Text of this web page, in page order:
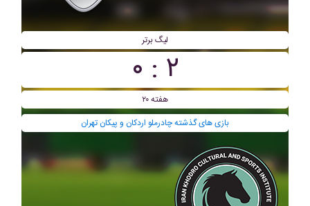
لیگ برتر
۲ : ۰
هفته ۲۰
بازی های گذشته چادرملو اردکان و پيکان تهران